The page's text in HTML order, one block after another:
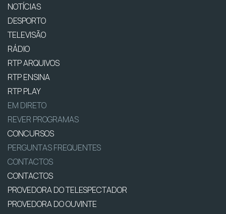
NOTÍCIAS
DESPORTO
TELEVISÃO
RÁDIO
RTP ARQUIVOS
RTP ENSINA
RTP PLAY
EM DIRETO
REVER PROGRAMAS
CONCURSOS
PERGUNTAS FREQUENTES
CONTACTOS
CONTACTOS
PROVEDORA DO TELESPECTADOR
PROVEDORA DO OUVINTE